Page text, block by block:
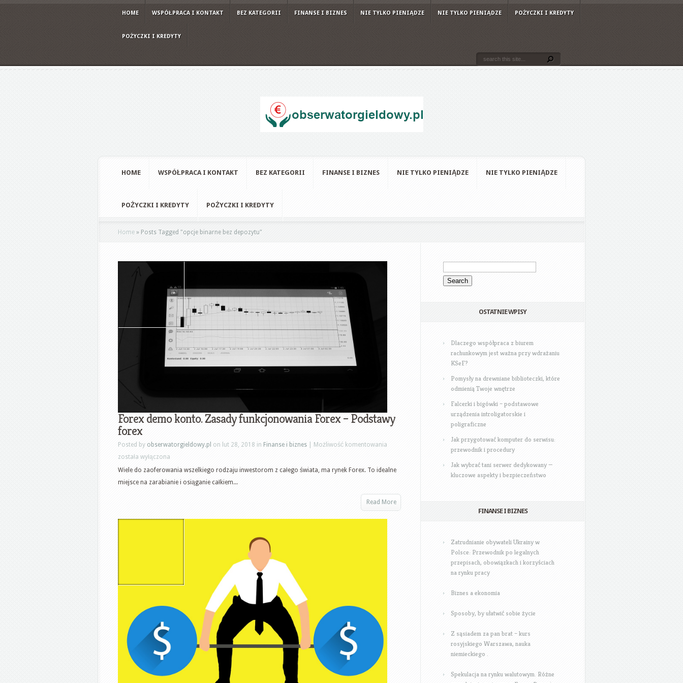
HOME WSPÓŁPRACA I KONTAKT BEZ KATEGORII FINANSE I BIZNES NIE TYLKO PIENIĄDZE NIE TYLKO PIENIĄDZE POŻYCZKI I KREDYTY
POŻYCZKI I KREDYTY
HOME WSPÓŁPRACA I KONTAKT BEZ KATEGORII FINANSE I BIZNES NIE TYLKO PIENIĄDZE NIE TYLKO PIENIĄDZE
POŻYCZKI I KREDYTY POŻYCZKI I KREDYTY
Home » Posts Tagged "opcje binarne bez depozytu"
Forex demo konto. Zasady funkcjonowania Forex – Podstawy
forex
Posted by obserwatorgieldowy.pl on lut 28, 2018 in Finanse i biznes Możliwość komentowania
konto.
funkcjonowania
Forex
–
została wyłączona
Wiele do zaoferowania wszelkiego rodzaju inwestorom z całego świata, ma rynek Forex. To idealne
miejsce na zarabianie i osiąganie całkiem...
Read More
OSTATNIE WPISY
Dlaczego współpraca z biurem
rachunkowym jest ważna przy wdrażaniu
KSeF?
Pomysły na drewniane biblioteczki, które
odmienią Twoje wnętrze
Falcerki i bigówki – podstawowe
urządzenia introligatorskie i
poligraficzne
Jak przygotować komputer do serwisu:
przewodnik i procedury
Jak wybrać tani serwer dedykowany —
kluczowe aspekty i bezpieczeństwo
FINANSE I BIZNES
Zatrudnianie obywateli Ukrainy w
Polsce: Przewodnik po legalnych
przepisach, obowiązkach i korzyściach
na rynku pracy
Biznes a ekonomia
Sposoby, by ułatwić sobie życie
Z sąsiadem za pan brat – kurs
rosyjskiego Warszawa, nauka
niemieckiego .
Spekulacja na rynku walutowym. Różne